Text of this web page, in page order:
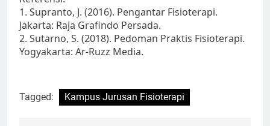
1. Supranto, J. (2016). Pengantar Fisioterapi.
Jakarta: Raja Grafindo Persada.
2. Sutarno, S. (2018). Pedoman Praktis Fisioterapi.
Yogyakarta: Ar-Ruzz Media.
Tagged: Kampus Jurusan Fisioterapi